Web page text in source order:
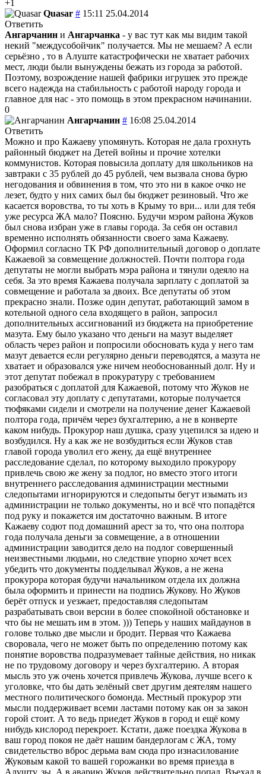
+1
Quasar # 15:11 25.04.2014
Ответить
Ангарчанин и Ангарчанка - у вас тут как мы видим такой
некий "междусобойчик" получается. Мы не мешаем? А если
серьёзно , то в Алуште катастрофически не хватает рабочих
мест, люди были вынуждены бежать из города за работой.
Поэтому, возрождение нашей фабрики игрушек это прежде
всего надежда на стабильность с работой народу города и
главное для нас - это помощь в этом прекрасном начинании.
0
Ангарчанин # 16:08 25.04.2014
Ответить
Можно и про Кажаеву упомянуть. Которая не дала грохнуть
районный бюджет на Детей войны и прочие хотелки
коммунистов. Которая повысила доплату для школьников на
завтраки с 35 рублей до 45 рублей, чем вызвала снова бурю
негодования и обвинения в том, что это ни в какое очко не
лезет, будто у них самих был бы бюджет резиновый. Что же
касается воровства, то ты хоть в Крыму то ври... или для тебя
уже ресурса ЖА мало? Поясню. Будучи мэром района Жуков
был снова избран уже в главы города. За себя он оставил
временно исполнять обязанности своего зама Кажаеву.
Оформил согласно ТК РФ дополнительный договор о доплате
Кажаевой за совмещение должностей. Почти полтора года
депутаты не могли выбрать мэра района и тянули одеяло на
себя. За это время Кажаева получала зарплату с доплатой за
совмещение и работала за двоих. Все депутаты об этом
прекрасно знали. Позже один депутат, работающий замом в
котельной одного села входящего в район, запросил
дополнительных ассигнований из бюджета на приобретение
мазута. Ему было указано что деньги на мазут выделяет
область через район и попросили обосновать куда у него там
мазут девается если регулярно деньги переводятся, а мазута не
хватает и образовался уже ничем необоснованный долг. Ну и
этот депутат побежал в прокуратуру с требованием
разобраться с доплатой для Кажаевой, потому что Жуков не
согласовал эту доплату с депутатами, которые получается
тюфяками сидели и смотрели на получение денег Кажаевой
полтора года, причём через бухгалтерию, а не в конверте
каком нибудь. Прокурор наш душка, сразу уцепился за идею и
возбудился. Ну а как же не возбудиться если Жуков став
главой города уволил его жену, да ещё внутреннее
расследование сделал, по которому выходило прокурору
привлечь свою же жену за подлог, но вместо этого итоги
внутреннего расследования администрации местными
следопытами игнорируются и следопыты бегут изымать из
администрации не только документы, но и всё что попадётся
под руку и покажется им достаточно важным. В итоге
Кажаеву содют под домашний арест за то, что она полтора
года получала деньги за совмещение, а в отношении
администрации заводится дело на подлог совершенный
неизвестными людьми, но следствие упорно хочет всех
убедить что документы подделывал Жуков, а не жена
прокурора которая будучи начальником отдела их должна
была оформить и принести на подпись Жукову. Но Жуков
берёт отпуск и уезжает, предоставляя следопытам
разрабатывать свои версии в более спокойной обстановке и
что бы не мешать им в этом. ))) Теперь у наших майдаунов в
голове только две мысли и бродит. Первая что Кажаева
своровала, чего не может быть по определению потому как
понятие воровства подразумевает тайные действия, но никак
не по трудовому договору и через бухгалтерию. А вторая
мысль это уж очень хочется привлечь Жукова, лучше всего к
уголовке, что бы дать зелёный свет другим деятелям нашего
местного политического бомонда. Местный прокурор эти
мысли поддерживает всеми ластами потому как он за закон
горой стоит. А то ведь приедет Жуков в город и ещё кому
нибудь кислород перекроет. Кстати, даже поездка Жукова в
ваш город покоя не даёт нашим бандерлогам с ЖА, тому
свидетельство вброс дерьма вам сюда про изнасилование
Жуковым какой то вашей горожанки во время приезда в
Алушту. зы. А в аварию Жуков действительно попал. Въехал в